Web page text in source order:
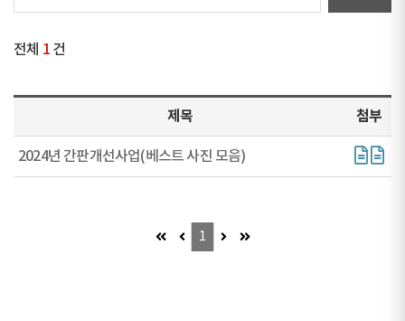
전체 1 건
제목 첨부
2024년 간판개선사업(베스트 사진 모음)
첫 페이지 (이동불가)
이전 페이지 (이동불가)
1 다음 페이지 (이동불가)
마지막 페이지 (이동불가)